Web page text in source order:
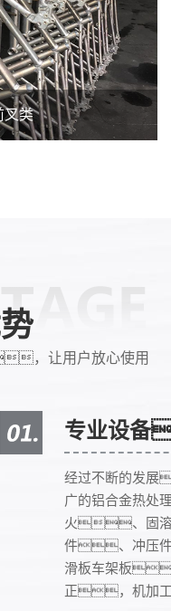
叉类
，让用户放心使用
专业设
经过不断的发
广的铝合金热
火、固溶
件、冲压
滑板车架板
正，机加